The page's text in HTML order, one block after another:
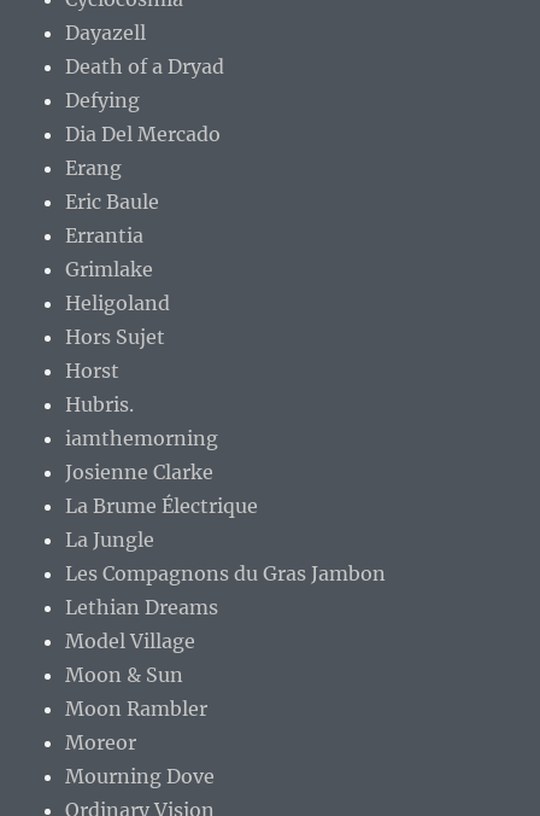
Dayazell
Death of a Dryad
Defying
Dia Del Mercado
Erang
Eric Baule
Errantia
Grimlake
Heligoland
Hors Sujet
Horst
Hubris.
iamthemorning
Josienne Clarke
La Brume Électrique
La Jungle
Les Compagnons du Gras Jambon
Lethian Dreams
Model Village
Moon & Sun
Moon Rambler
Moreor
Mourning Dove
Ordinary Vision